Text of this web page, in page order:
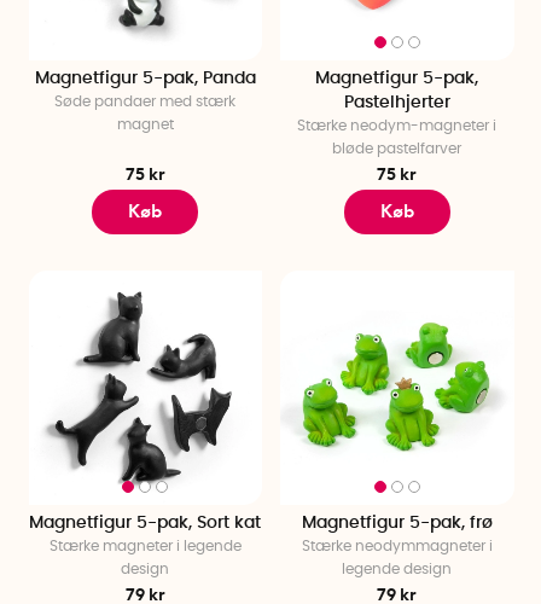
Magnetfigur 5-pak, Panda
Søde pandaer med stærk
magnet
75 kr
Køb
Magnetfigur 5-pak,
Pastelhjerter
Stærke neodym-magneter i
bløde pastelfarver
75 kr
Køb
Magnetfigur 5-pak, Sort kat
Stærke magneter i legende
design
79 kr
Magnetfigur 5-pak, frø
Stærke neodymmagneter i
legende design
79 kr